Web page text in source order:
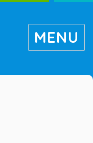
MENU